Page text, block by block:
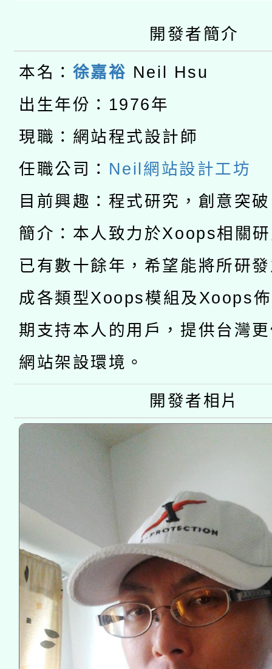
本校115學年度第1次
第3次招考甄選結果公
本校115學年度第2次
次招考甄選結果公告(
有關原住民族委員會
公告之原住民族歲時祭
一案。
兒童少年暑期犯罪預防
答一案
有關本府115年70歲以
人員健康講座「吃得安
心」，鼓勵退休同仁踴
案。
本校115學年度第2次
招甄選結果公告(無人
招)
適應運動共學行動站研
本館辦理115年度閱讀
暨閱讀推動專業研習
科技賦能─人工智慧
礎課程
A3數位素養講師名單
開發者簡介
本名： 徐嘉裕 Neil Hsu
出生年份：1976年
現職：網站程式設計師
任職公司： Neil網站設計工坊
目前興趣：程式研究，創意突
簡介：本人致力於Xoops相關
已有數十餘年，希望能將所研
成各類型Xoops模組及Xoops
期支持本人的用戶，提供台灣
網站架設環境。
開發者相片